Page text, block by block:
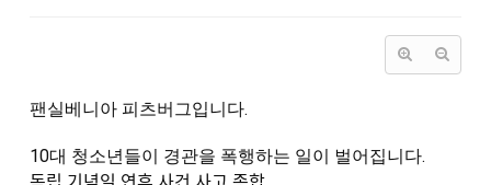
팬실베니아 피츠버그입니다.
10대 청소년들이 경관을 폭행하는 일이 벌어집니다.